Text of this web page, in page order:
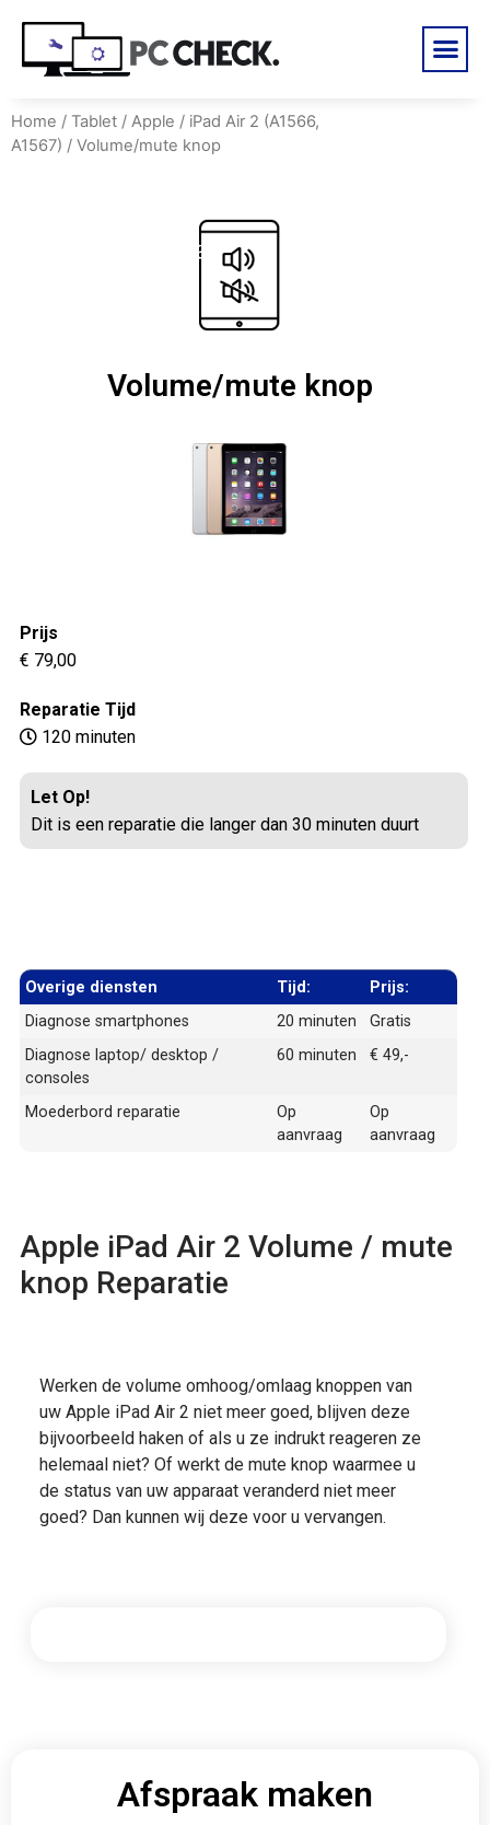
Home / Tablet / Apple / iPad Air 2 (A1566,
A1567) / Volume/mute knop
Volume/mute knop
Prijs
€ 79,00
Reparatie Tijd
120 minuten
Let Op!
Dit is een reparatie die langer dan 30 minuten duurt
Overige diensten Tijd:
Prijs:
Diagnose smartphones
20 minuten
Gratis
Diagnose laptop/ desktop /
consoles
60 minuten € 49,-
Moederbord reparatie
Op
aanvraag
Op
aanvraag
Apple iPad Air 2 Volume / mute
knop Reparatie
Werken de volume omhoog/omlaag knoppen van
uw Apple iPad Air 2 niet meer goed, blijven deze
bijvoorbeeld haken of als u ze indrukt reageren ze
helemaal niet? Of werkt de mute knop waarmee u
de status van uw apparaat veranderd niet meer
goed? Dan kunnen wij deze voor u vervangen.
Afspraak maken